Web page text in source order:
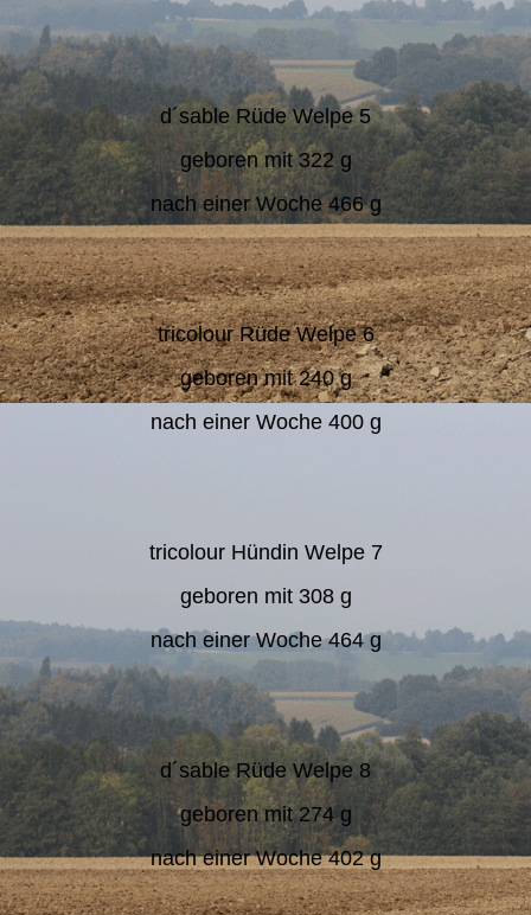
d´sable Rüde Welpe 5
geboren mit 322 g
nach einer Woche 466 g
tricolour Rüde Welpe 6
geboren mit 240 g
nach einer Woche 400 g
tricolour Hündin Welpe 7
geboren mit 308 g
nach einer Woche 464 g
d´sable Rüde Welpe 8
geboren mit 274 g
nach einer Woche 402 g